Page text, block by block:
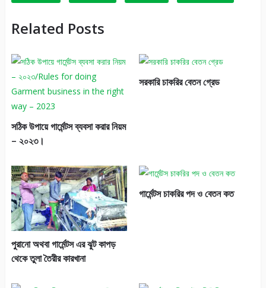
Related Posts
সঠিক উপায়ে গার্মেন্টস ব্যবসা করার নিয়ম
– ২০২৩।
সরকারি চাকরির বেতন গ্রেড
পুরানো অথবা গার্মেন্টস এর ঝুট কাপড়
থেকে তুলা তৈরীর কারখানা
গার্মেন্টস চাকরির পদ ও বেতন কত